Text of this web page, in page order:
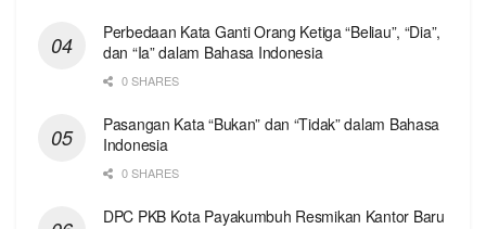
Perbedaan Kata Ganti Orang Ketiga “Beliau”, “Dia”,
dan “Ia” dalam Bahasa Indonesia
0 SHARES
Pasangan Kata “Bukan” dan “Tidak” dalam Bahasa
Indonesia
0 SHARES
DPC PKB Kota Payakumbuh Resmikan Kantor Baru